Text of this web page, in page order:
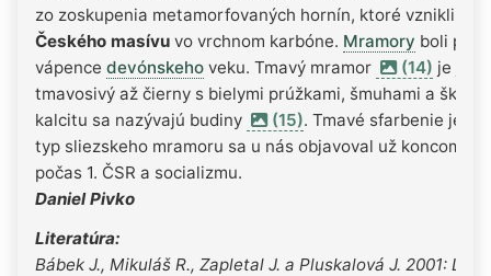
zo zoskupenia metamorfovaných hornín, ktoré vznikli
Českého masívu vo vrchnom karbóne. Mramory boli
vápence devónskeho veku. Tmavý mramor (14) je
tmavosivý až čierny s bielymi prúžkami, šmuhami a
kalcitu sa nazývajú budiny
(15). Tmavé sfarbenie je
typ sliezskeho mramoru sa u nás objavoval už koncom
počas 1. ČSR a socializmu.
Daniel Pivko
Literatúra:
Bábek J., Mikuláš R., Zapletal J. a Pluskalová J. 2001: